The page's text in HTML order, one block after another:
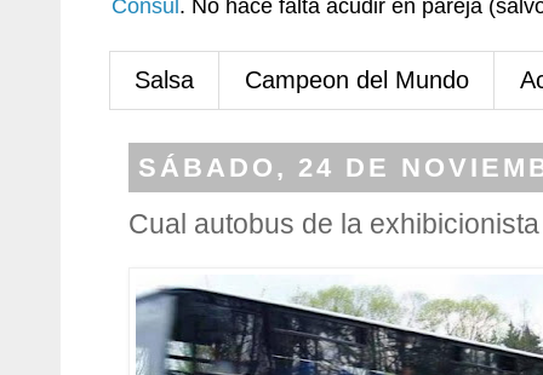
Cónsul . No hace falta acudir en pareja
Salsa Campeon del Mundo
SÁBADO, 24 DE
Cual autobus de la exhibicionista